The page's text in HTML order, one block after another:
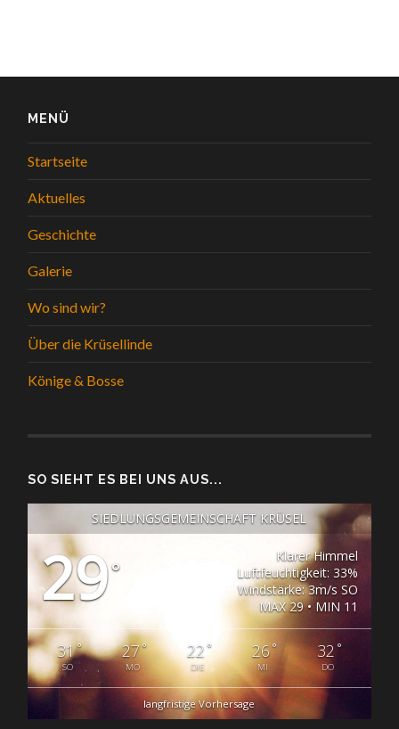
MENÜ
Startseite
Aktuelles
Geschichte
Galerie
Wo sind wir?
Über die Krüsellinde
Könige & Bosse
SO SIEHT ES BEI UNS AUS...
SIEDLUNGSGEMEINSCHAFT KRÜSEL
29°
Klarer Himmel
Luftfeuchtigkeit: 33%
Windstärke: 3m/s SO
MAX 29 • MIN 11
31°
SO
27°
MO
22 °
DIE
26°
MI
32 °
DO
langfristige Vorhersage